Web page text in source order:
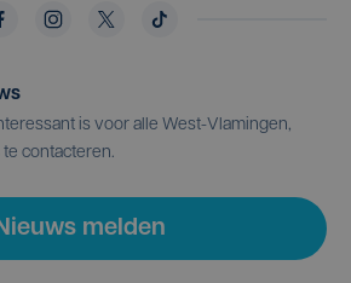
is voor alle West-Vlamingen,
contacteren.
melden